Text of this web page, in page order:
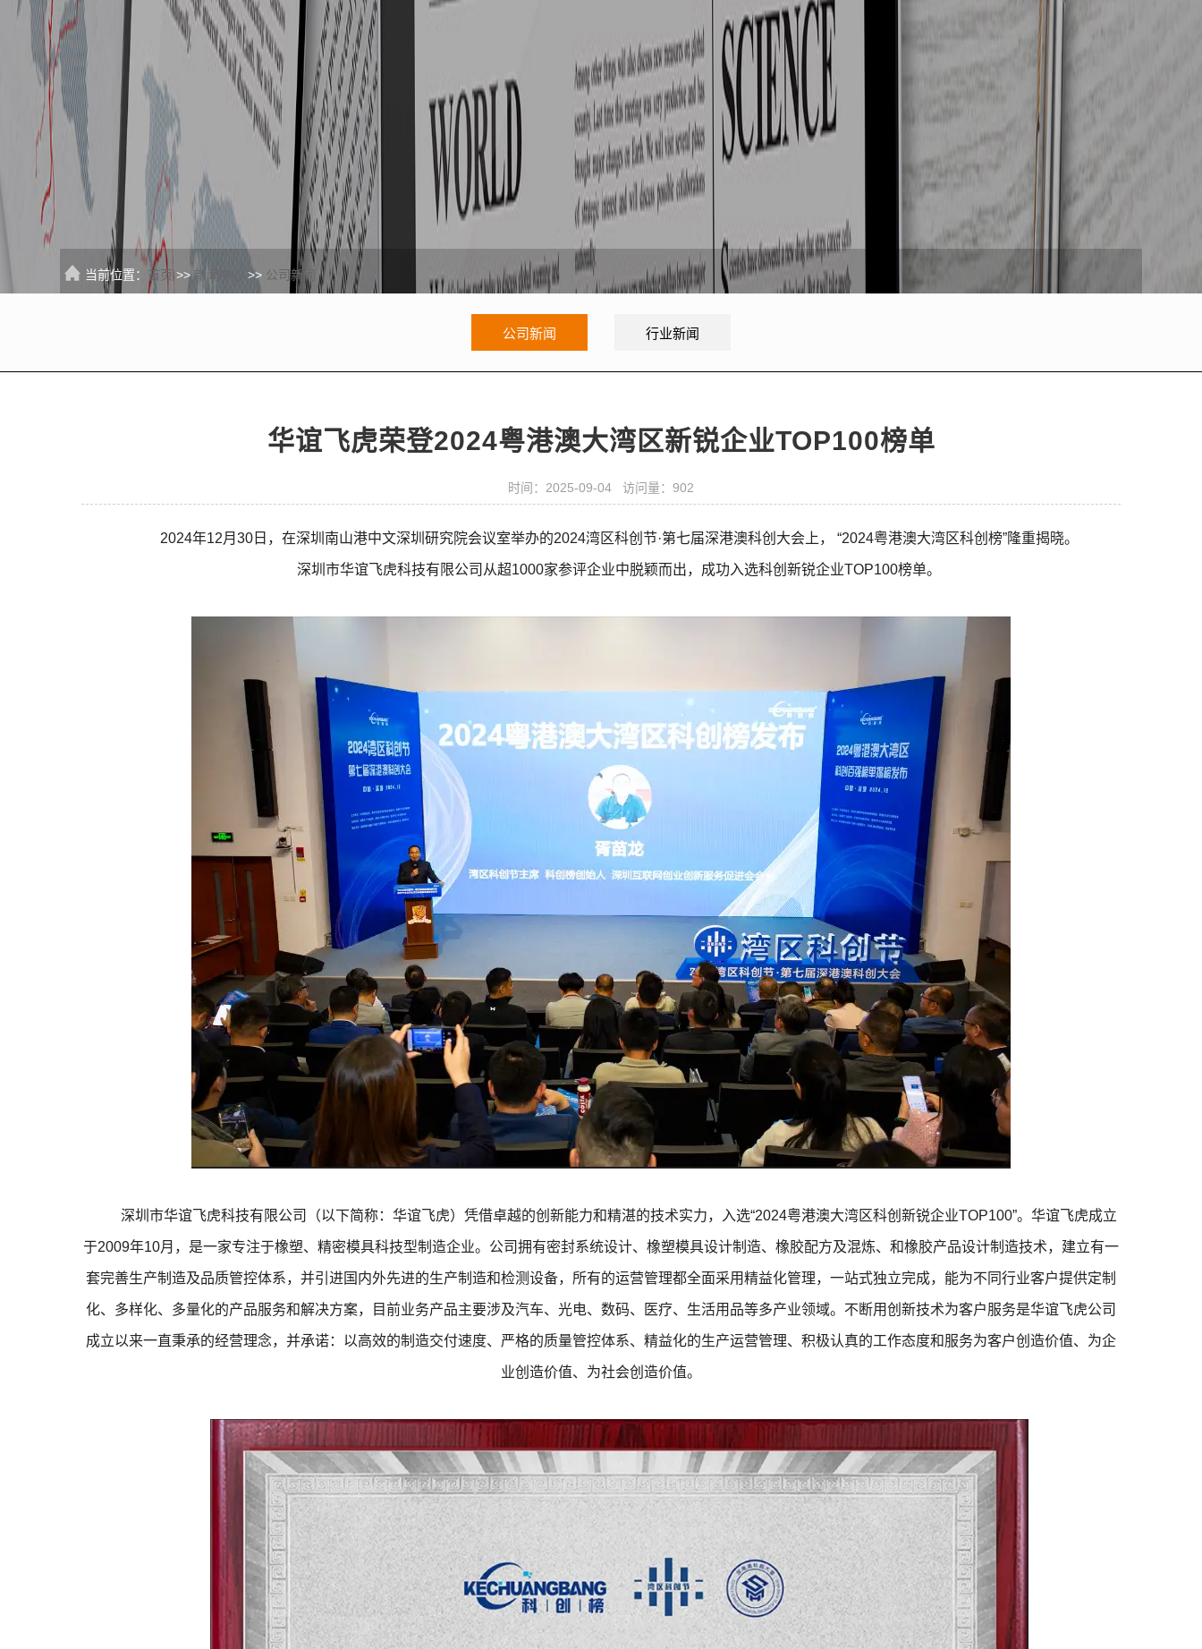
当前位置： 首页>>新闻中心 >> 公司新闻
公司新闻 行业新闻
华谊飞虎荣登2024粤港澳大湾区新锐企业TOP100榜单
时间：2025-09-04 访问量：902
2024年12月30日，在深圳南山港中文深圳研究院会议室举办的2024湾区科创节·第七届深港澳科创大会上， “2024粤港澳大湾区科创榜”隆重揭晓。
深圳市华谊飞虎科技有限公司从超1000家参评企业中脱颖而出，成功入选科创新锐企业TOP100榜单。
深圳市华谊飞虎科技有限公司（以下简称：华谊飞虎）凭借卓越的创新能力和精湛的技术实力，入选“2024粤港澳大湾区科创新锐企业TOP100”。 华谊飞虎成立
于2009年10月，是一家专注于橡塑、精密模具科技型制造企业。公司拥有密封系统设计、橡塑模具设计制造、橡胶配方及混炼、和橡胶产品设计制造技术，建立有一
套完善生产制造及品质管控体系，并引进国内外先进的生产制造和检测设备，所有的运营管理都全面采用精益化管理，一站式独立完成，能为不同行业客户提供定制
化、多样化、多量化的产品服务和解决方案，目前业务产品主要涉及汽车、光电、数码、医疗、生活用品等多产业领域。不断用创新技术为客户服务是华谊飞虎公司
成立以来一直秉承的经营理念，并承诺：以高效的制造交付速度、严格的质量管控体系、精益化的生产运营管理、积极认真的工作态度和服务为客户创造价值、为企
业创造价值、为社会创造价值。